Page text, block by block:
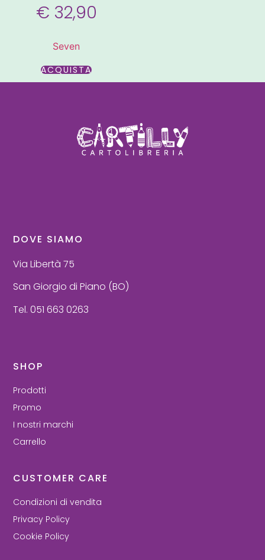
€ 32,90
Seven
ACQUISTA
DOVE SIAMO
Via Libertà 75
San Giorgio di Piano (BO)
Tel. 051 663 0263
SHOP
Prodotti
Promo
I nostri marchi
Carrello
CUSTOMER CARE
Condizioni di vendita
Privacy Policy
Cookie Policy